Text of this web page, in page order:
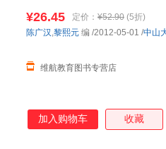
¥26.45 定价： ¥52.90 (5折)
维航教育图书专营店
陈广汉,黎熙元 编 /2012-05-01 /中山
加入购物车 收藏